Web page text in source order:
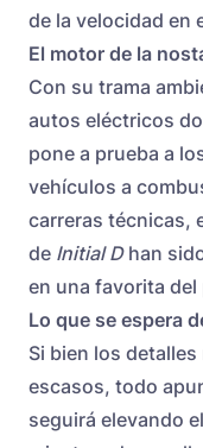
de la velocidad en
El motor de la
Con su trama
autos eléctricos
pone a prueba a
vehículos a
carreras técnicas,
de Initial Dhan
en una favorita del
Lo que se espera
Si bien los
escasos, todo
seguirá elevando